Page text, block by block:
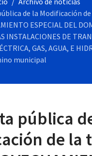
de la Modificación
ESPECIAL DEL
INSTALACIONES DE
GAS, AGUA, E
municipal
pública
de la